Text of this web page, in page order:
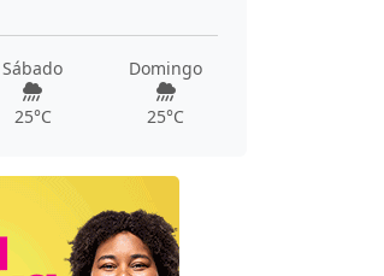
Sábado
25°C
Domingo
25°C